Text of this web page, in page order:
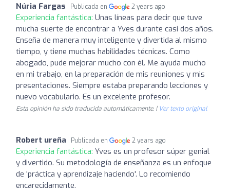
Núria Fargas Publicada en 2 years ago
Experiencia fantástica: Unas líneas para decir que tuve
mucha suerte de encontrar a Yves durante casi dos años.
Enseña de manera muy inteligente y divertida al mismo
tiempo, y tiene muchas habilidades técnicas. Como
abogado, pude mejorar mucho con él. Me ayuda mucho
en mi trabajo, en la preparación de mis reuniones y mis
presentaciones. Siempre estaba preparando lecciones y
nuevo vocabulario. Es un excelente profesor.
Esta opinión ha sido traducida automáticamente. | Ver texto original
Robert ureña Publicada en 2 years ago
Experiencia fantástica: Yves es un profesor súper genial
y divertido. Su metodología de enseñanza es un enfoque
de 'práctica y aprendizaje haciendo'. Lo recomiendo
encarecidamente.